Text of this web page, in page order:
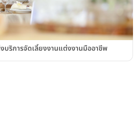
ริการจัดเลี้ยงงานแต่งงานมืออาชีพ